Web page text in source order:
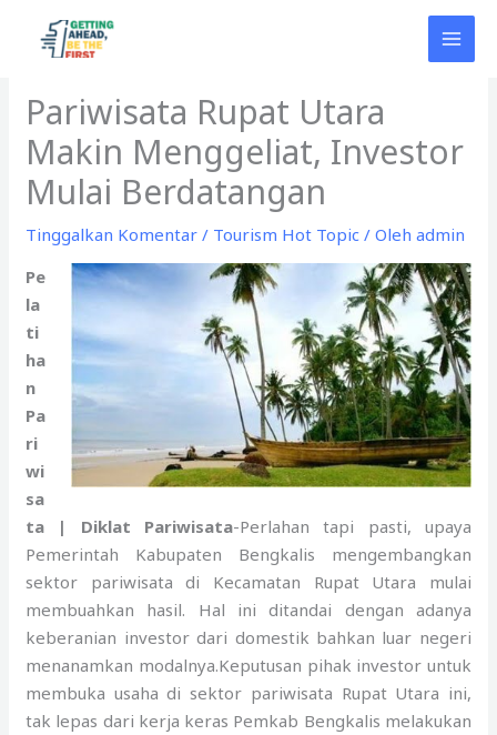
Pariwisata Rupat Utara
Makin Menggeliat, Investor
Mulai Berdatangan
Tinggalkan Komentar / Tourism Hot Topic / Olehadmin
Pe
la
ti
ha
n
Pa
ri
wi
sa
ta | Diklat Pariwisata-Perlahan tapi pasti, upaya
Pemerintah Kabupaten Bengkalis mengembangkan
sektor pariwisata di Kecamatan Rupat Utara mulai
membuahkan hasil. Hal ini ditandai dengan adanya
keberanian investor dari domestik bahkan luar negeri
menanamkan modalnya.Keputusan pihak investor untuk
membuka usaha di sektor pariwisata Rupat Utara ini,
tak lepas dari kerja keras Pemkab Bengkalis melakukan